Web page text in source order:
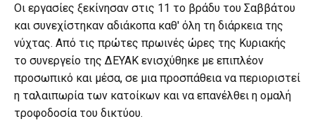
Οι εργασίες ξεκίνησαν στις 11 το βράδυ του Σαββάτου
και συνεχίστηκαν αδιάκοπα καθ' όλη τη διάρκεια της
νύχτας. Από τις πρώτες πρωινές ώρες της Κυριακής
το συνεργείο της ΔΕΥΑΚ ενισχύθηκε με επιπλέον
προσωπικό και μέσα, σε μια προσπάθεια να περιοριστεί
η ταλαιπωρία των κατοίκων και να επανέλθει η ομαλή
τροφοδοσία του δικτύου.